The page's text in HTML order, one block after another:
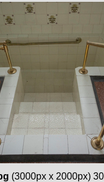
(3000px x 2000px)